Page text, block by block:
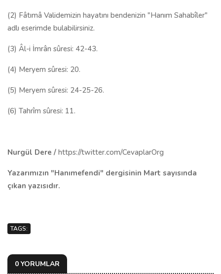
(2) Fâtımâ Validemizin hayatını bendenizin "Hanım Sahabîler"
adlı eserimde bulabilirsiniz.
(3) Âl-i İmrân sûresi: 42-43.
(4) Meryem sûresi: 20.
(5) Meryem sûresi: 24-25-26.
(6) Tahrîm sûresi: 11.
Nurgül Dere / https://twitter.com/CevaplarOrg
Yazarımızın "Hanımefendi" dergisinin Mart sayısında
çıkan yazısıdır.
TAGS:
0 YORUMLAR